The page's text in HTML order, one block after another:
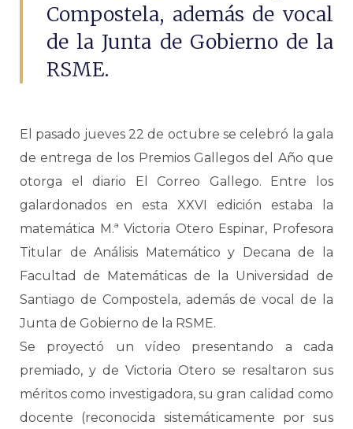
Compostela, además de vocal
de la Junta de Gobierno de la
RSME.
El pasado jueves 22 de octubre se celebró la gala
de entrega de los Premios Gallegos del Año que
otorga el diario El Correo Gallego. Entre los
galardonados en esta XXVI edición estaba la
matemática M.ª Victoria Otero Espinar, Profesora
Titular de Análisis Matemático y Decana de la
Facultad de Matemáticas de la Universidad de
Santiago de Compostela, además de vocal de la
Junta de Gobierno de la RSME.
Se proyectó un vídeo presentando a cada
premiado, y de Victoria Otero se resaltaron sus
méritos como investigadora, su gran calidad como
docente (reconocida sistemáticamente por sus